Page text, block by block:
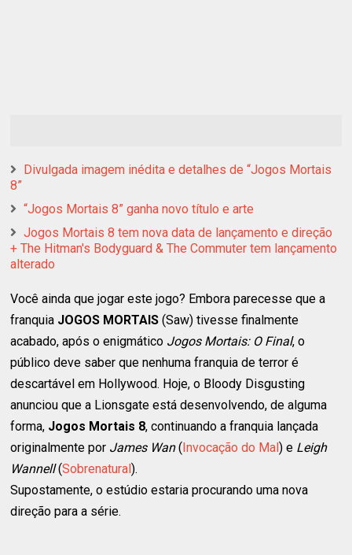
Divulgada imagem inédita e detalhes de “Jogos Mortais
8”
“Jogos Mortais 8” ganha novo título e arte
Jogos Mortais 8 tem nova data de lançamento e direção
+ The Hitman's Bodyguard & The Commuter tem lançamento
alterado
Você ainda que jogar este jogo? Embora parecesse que a
franquia JOGOS MORTAIS (Saw) tivesse finalmente
acabado, após o enigmático Jogos Mortais: O Final, o
público deve saber que nenhuma franquia de terror é
descartável em Hollywood. Hoje, o Bloody Disgusting
anunciou que a Lionsgate está desenvolvendo, de alguma
forma, Jogos Mortais 8, continuando a franquia lançada
originalmente por James Wan(Invocação do Mal) e Leigh
Wannell(Sobrenatural).
Supostamente, o estúdio estaria procurando uma nova
direção para a série.